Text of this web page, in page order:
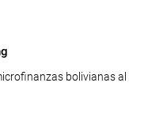
bolivianas al